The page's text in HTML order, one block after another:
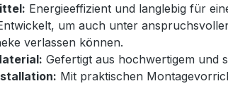
Energieeffizient und langlebig für
um auch unter
verlassen können.
Gefertigt aus hochwertigem und
Mit praktischen